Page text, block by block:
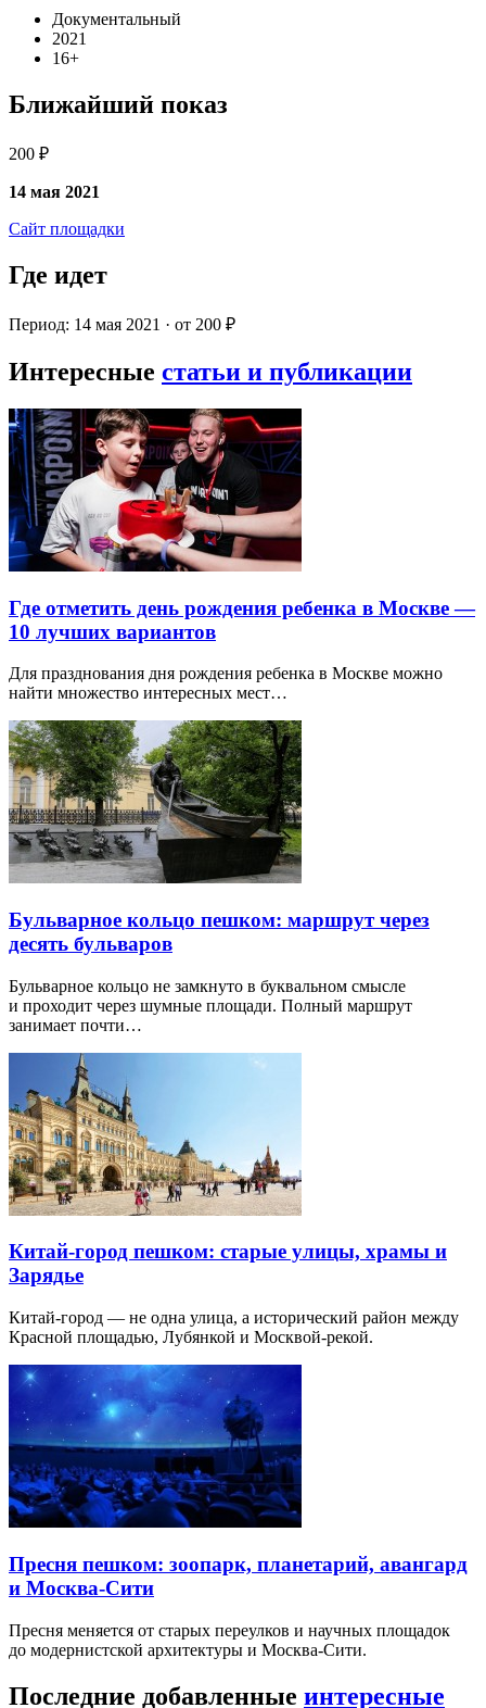
Документальный
2021
16+
Ближайший показ
200 ₽
14 мая 2021
Сайт площадки
Где идет
Период: 14 мая 2021 · от 200 ₽
Интересные статьи и публикации
Где отметить день рождения ребенка в Москве —
10 лучших вариантов
Для празднования дня рождения ребенка в Москве можно
найти множество интересных мест…
Бульварное кольцо пешком: маршрут через
десять бульваров
Бульварное кольцо не замкнуто в буквальном смысле
и проходит через шумные площади. Полный маршрут
занимает почти…
Китай-город пешком: старые улицы, храмы и
Зарядье
Китай-город — не одна улица, а исторический район между
Красной площадью, Лубянкой и Москвой-рекой.
Пресня пешком: зоопарк, планетарий, авангард
и Москва-Сити
Пресня меняется от старых переулков и научных площадок
до модернистской архитектуры и Москва-Сити.
Последние добавленные интересные